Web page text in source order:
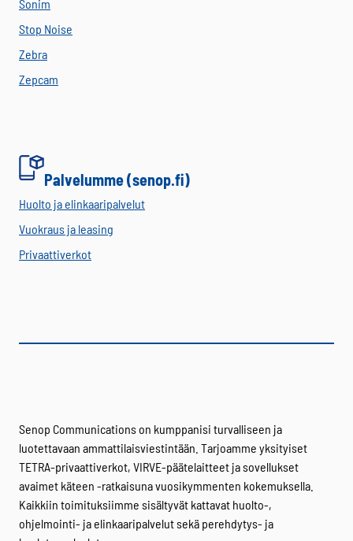
Sonim
Stop Noise
Zebra
Zepcam
Palvelumme (senop.fi)
Huolto ja elinkaaripalvelut
Vuokraus ja leasing
Privaattiverkot
Senop Communications on kumppanisi turvalliseen ja
luotettavaan ammattilaisviestintään. Tarjoamme yksityiset
TETRA-privaattiverkot, VIRVE-päätelaitteet ja sovellukset
avaimet käteen -ratkaisuna vuosikymmenten kokemuksella.
Kaikkiin toimituksiimme sisältyvät kattavat huolto-,
ohjelmointi- ja elinkaaripalvelut sekä perehdytys- ja